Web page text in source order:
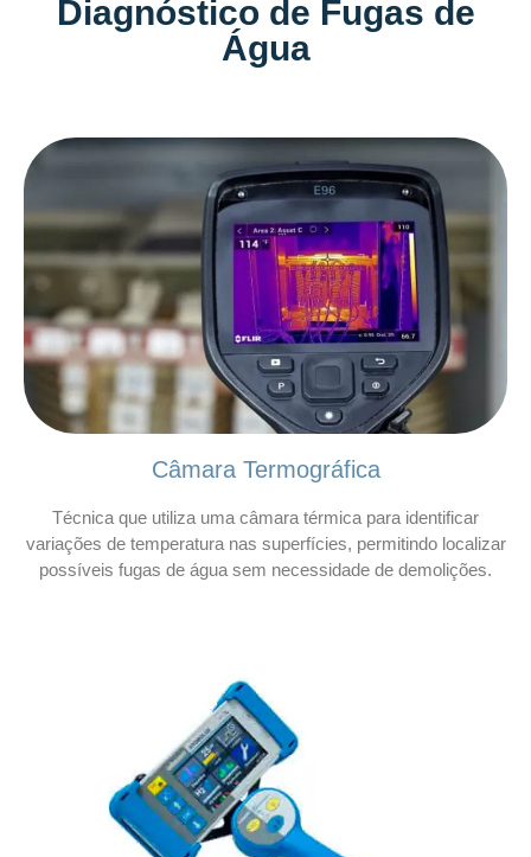
Diagnóstico de Fugas de
Água
Câmara Termográfica
Técnica que utiliza uma câmara térmica para identificar
variações de temperatura nas superfícies, permitindo localizar
possíveis fugas de água sem necessidade de demolições.